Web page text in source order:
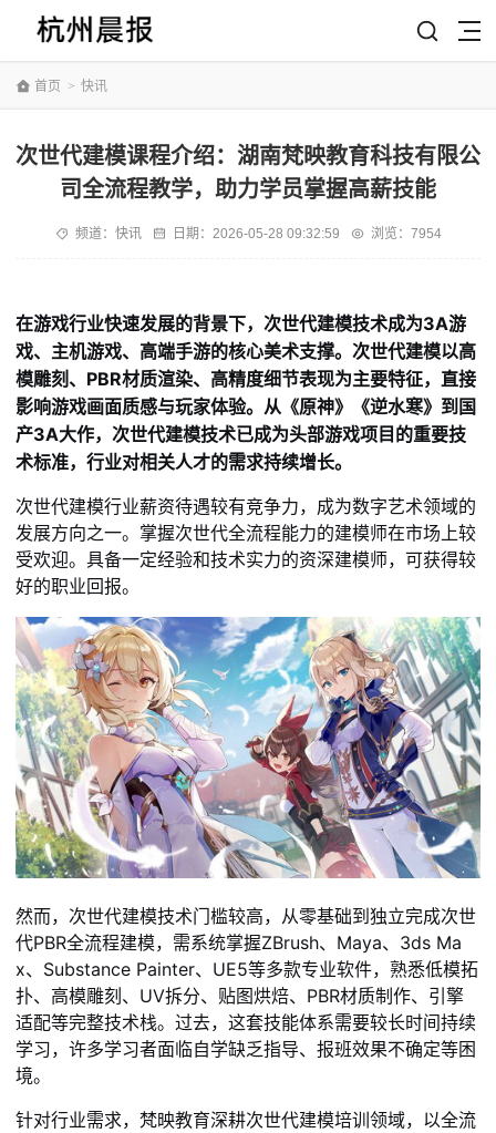
首页 > 快讯
次世代建模课程介绍：湖南梵映教育科技有限公
司全流程教学，助力学员掌握高薪技能
频道： 快讯 日期： 2026-05-28 09:32:59 浏览：7954
在游戏行业快速发展的背景下，次世代建模技术成为3A游
戏、主机游戏、高端手游的核心美术支撑。次世代建模以高
模雕刻、PBR材质渲染、高精度细节表现为主要特征，直接
影响游戏画面质感与玩家体验。从《原神》《逆水寒》到国
产3A大作，次世代建模技术已成为头部游戏项目的重要技
术标准，行业对相关人才的需求持续增长。
次世代建模行业薪资待遇较有竞争力，成为数字艺术领域的
发展方向之一。掌握次世代全流程能力的建模师在市场上较
受欢迎。具备一定经验和技术实力的资深建模师，可获得较
好的职业回报。
然而，次世代建模技术门槛较高，从零基础到独立完成次世
代PBR全流程建模，需系统掌握ZBrush、Maya、3ds Ma
x、Substance Painter、UE5等多款专业软件，熟悉低模拓
扑、高模雕刻、UV拆分、贴图烘焙、PBR材质制作、引擎
适配等完整技术栈。过去，这套技能体系需要较长时间持续
学习，许多学习者面临自学缺乏指导、报班效果不确定等困
境。
针对行业需求，梵映教育深耕次世代建模培训领域，以全流